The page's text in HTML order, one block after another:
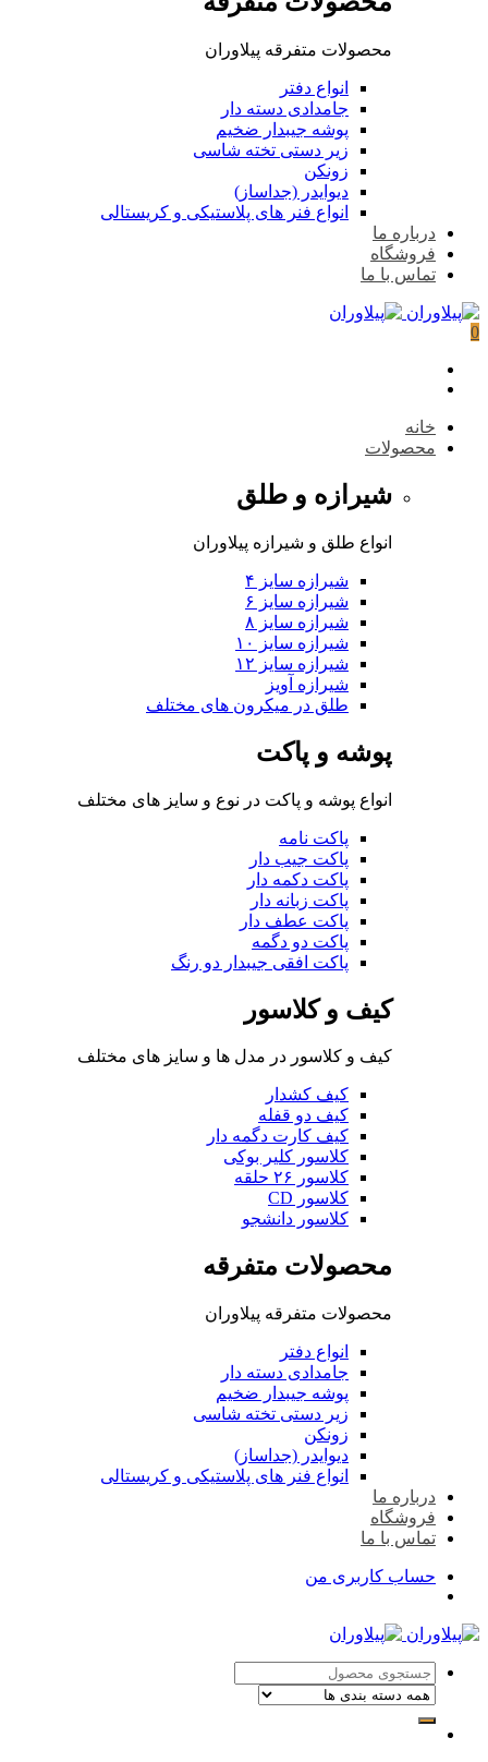
محصولات متفرقه پیلاوران
انواع دفتر
جامدادی دسته دار
پوشه جیبدار ضخیم
زیر دستی تخته شاسی
زونکن
دیوایدر (جداساز)
انواع فنر های پلاستیکی و کریستالی
درباره ما
فروشگاه
تماس با ما
0
خانه
محصولات
شیرازه و طلق
انواع طلق و شیرازه پیلاوران
شیرازه سایز ۴
شیرازه سایز ۶
شیرازه سایز ۸
شیرازه سایز ۱۰
شیرازه سایز ۱۲
شیرازه آویز
طلق در میکرون های مختلف
پوشه و پاکت
انواع پوشه و پاکت در نوع و سایز های مختلف
پاکت نامه
پاکت جیب دار
پاکت دکمه دار
پاکت زبانه دار
پاکت عطف دار
پاکت دو دگمه
پاکت افقی جیبدار دو رنگ
کیف و کلاسور
کیف و کلاسور در مدل ها و سایز های مختلف
کیف کشدار
کیف دو قفله
کیف کارت دگمه دار
کلاسور کلیر بوکی
کلاسور ۲۶ حلقه
کلاسور CD
کلاسور دانشجو
محصولات متفرقه
محصولات متفرقه پیلاوران
انواع دفتر
جامدادی دسته دار
پوشه جیبدار ضخیم
زیر دستی تخته شاسی
زونکن
دیوایدر (جداساز)
انواع فنر های پلاستیکی و کریستالی
درباره ما
فروشگاه
تماس با ما
حساب کاربری من